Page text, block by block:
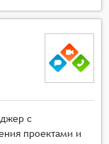
с
проектами и